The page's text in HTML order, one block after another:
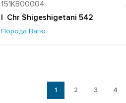
151KB00004
| Chr Shigeshigetani 542
Порода Вагю
1 2 3 4